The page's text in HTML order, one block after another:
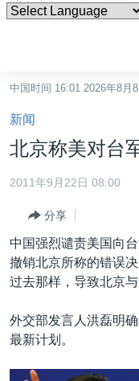
碍
链
接
跳
转
跳
转
航
转
港澳
国际
最新国际新闻
中东
分类新闻
人权·法律·宗教
热点专题
中国时间 16:01 2026年8月
新闻
北京称美对台
2011年9月22日 08:00
分享
中国强烈谴责美国向
撤销北京所称的错误
过去那样，导致北京
外交部发言人洪磊明
最新计划。